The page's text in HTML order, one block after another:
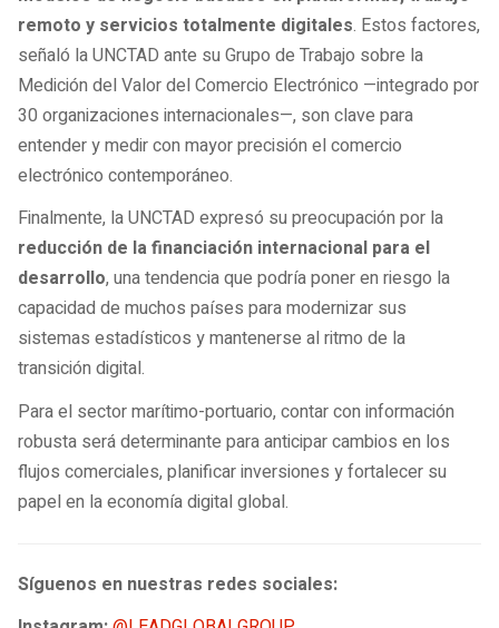
remoto y servicios totalmente digitales. Estos factores,
señaló la UNCTAD ante su Grupo de Trabajo sobre la
Medición del Valor del Comercio Electrónico —integrado por
30 organizaciones internacionales—, son clave para
entender y medir con mayor precisión el comercio
electrónico contemporáneo.
Finalmente, la UNCTAD expresó su preocupación por la
reducción de la financiación internacional para el
desarrollo, una tendencia que podría poner en riesgo la
capacidad de muchos países para modernizar sus
sistemas estadísticos y mantenerse al ritmo de la
transición digital.
Para el sector marítimo-portuario, contar con información
robusta será determinante para anticipar cambios en los
flujos comerciales, planificar inversiones y fortalecer su
papel en la economía digital global.
Síguenos en nuestras redes sociales: